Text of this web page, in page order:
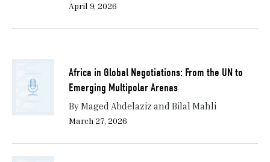
April 9, 2026
Africa in Global Negotiations: From the UN to
Emerging Multipolar Arenas
By Maged Abdelaziz and Bilal Mahli
March 27, 2026